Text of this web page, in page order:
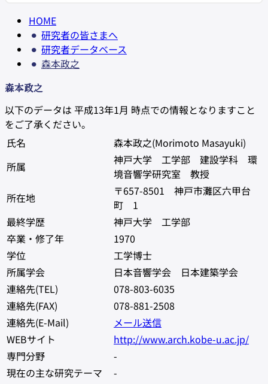
HOME
研究者の皆さまへ
研究者データベース
森本政之
森本政之
以下のデータは 平成13年1月 時点での情報となりますこと
をご了承ください。
氏名
森本政之(Morimoto Masayuki)
所属
神戸大学 工学部 建設学科 環
境音響学研究室 教授
所在地
〒657-8501 神戸市灘区六甲台
町 1
最終学歴
神戸大学 工学部
卒業・修了年
1970
学位
工学博士
所属学会
日本音響学会 日本建築学会
連絡先(TEL)
078-803-6035
連絡先(FAX)
078-881-2508
連絡先(E-Mail)
メール送信
WEBサイト
http://www.arch.kobe-u.ac.jp/
専門分野
-
現在の主な研究テーマ
-